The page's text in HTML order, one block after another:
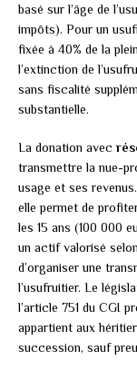
basé sur l’âge de
impôts). Pour un
fixée à 40% de la
l’extinction de
sans fiscalité
substantielle.
La donation avec
transmettre la nue-
usage et ses
elle permet de
les 15 ans (100 000
un actif valorisé
d’organiser une
l’usufruitier. Le
l’article 751 du CGI
appartient aux
succession, sauf